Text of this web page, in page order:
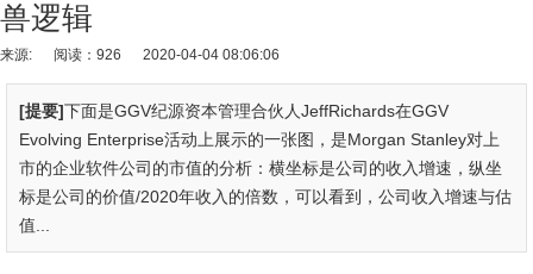
兽逻辑
来源: 阅读：926 2020-04-04 08:06:06
[提要]下面是GGV纪源资本管理合伙人JeffRichards在GGV
Evolving Enterprise活动上展示的一张图，是Morgan Stanley对上
市的企业软件公司的市值的分析：横坐标是公司的收入增速，纵坐
标是公司的价值/2020年收入的倍数，可以看到，公司收入增速与估
值...